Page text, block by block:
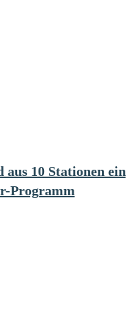
10 Stationen ein
Programm